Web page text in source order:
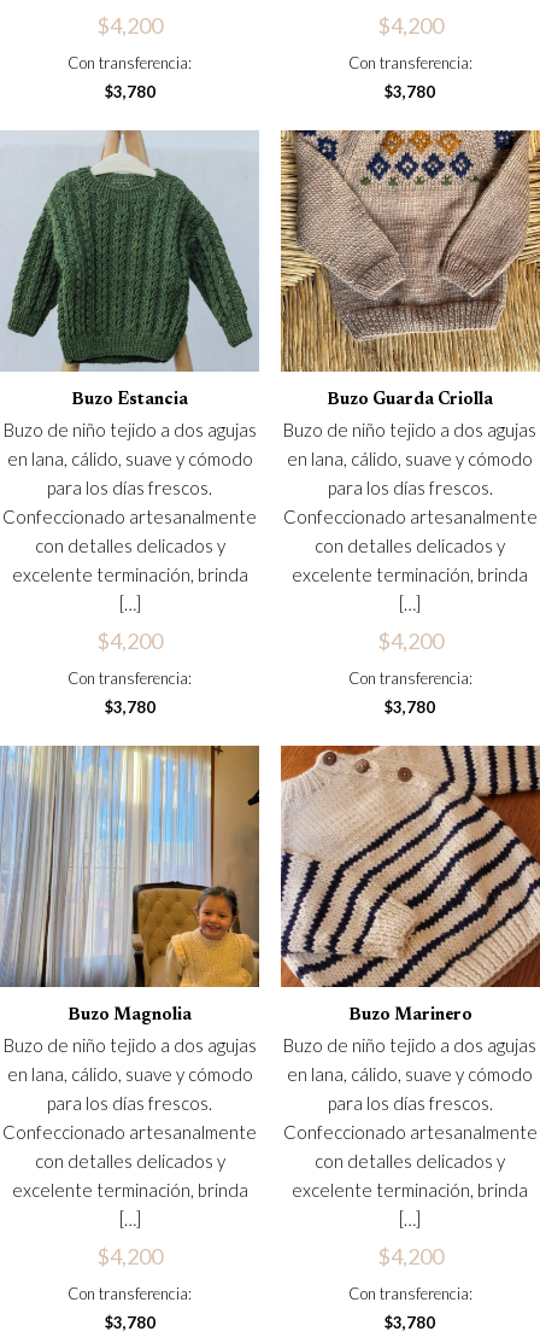
$4,200
Este
producto
múltiples
variantes.
Las
opciones
se
pueden
elegir
en
página
de
producto
Con transferencia:
$3,780
$4,200
Con transferencia:
$3,780
Buzo Estancia
Buzo de niño tejido a dos agujas
en lana, cálido, suave y cómodo
para los días frescos.
Confeccionado artesanalmente
con detalles delicados y
excelente terminación, brinda
[…]
$4,200
Con transferencia:
$3,780
Buzo Guarda Criolla
Buzo de niño tejido a dos agujas
en lana, cálido, suave y cómodo
para los días frescos.
Confeccionado artesanalmente
con detalles delicados y
excelente terminación, brinda
[…]
$4,200
Con transferencia:
$3,780
Buzo Magnolia
Buzo de niño tejido a dos agujas
en lana, cálido, suave y cómodo
para los días frescos.
Confeccionado artesanalmente
con detalles delicados y
excelente terminación, brinda
[…]
$4,200
Con transferencia:
$3,780
Buzo Marinero
Buzo de niño tejido a dos agujas
en lana, cálido, suave y cómodo
para los días frescos.
Confeccionado artesanalmente
con detalles delicados y
excelente terminación, brinda
[…]
$4,200
Con transferencia:
$3,780